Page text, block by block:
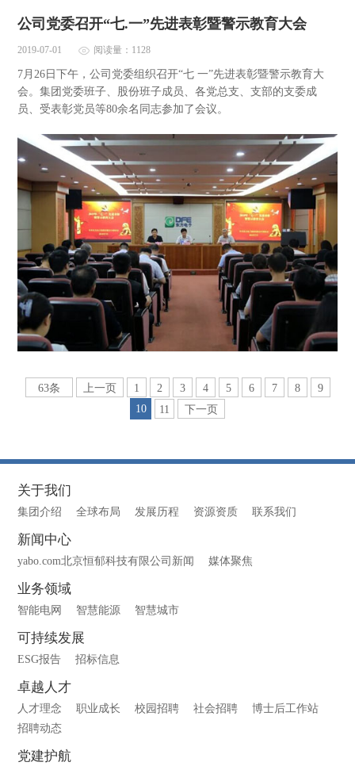
公司党委召开“七.一”先进表彰暨警示教育大会
2019-07-01 阅读量：1128
7月26日下午，公司党委组织召开“七 一”先进表彰暨警示教育大
会。集团党委班子、股份班子成员、各党总支、支部的支委成
员、受表彰党员等80余名同志参加了会议。
63条 上一页 1 2 3 4 5 6 7 8
9
10
11 下一页
关于我们
集团介绍 全球布局 发展历程 资源资质 联系我们
新闻中心
yabo.com北京恒郁科技有限公司新闻 媒体聚焦
业务领域
智能电网 智慧能源 智慧城市
可持续发展
ESG报告 招标信息
卓越人才
人才理念 职业成长 校园招聘 社会招聘
博士后工作站
招聘动态
党建护航